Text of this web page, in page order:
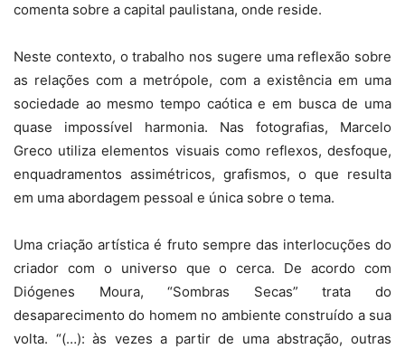
comenta sobre a capital paulistana, onde reside.
Neste contexto, o trabalho nos sugere uma reflexão sobre
as relações com a metrópole, com a existência em uma
sociedade ao mesmo tempo caótica e em busca de uma
quase impossível harmonia. Nas fotografias, Marcelo
Greco utiliza elementos visuais como reflexos, desfoque,
enquadramentos assimétricos, grafismos, o que resulta
em uma abordagem pessoal e única sobre o tema.
Uma criação artística é fruto sempre das interlocuções do
criador com o universo que o cerca. De acordo com
Diógenes Moura, “Sombras Secas” trata do
desaparecimento do homem no ambiente construído a sua
volta. “(…): às vezes a partir de uma abstração, outras